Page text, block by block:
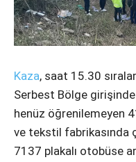
Kaza, saat 15.30
Serbest Bölge
henüz öğrenilemeyen
ve tekstil fabrikasında
7137 plakalı otobüse